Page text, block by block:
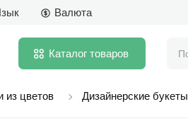
Валюта
Каталог товаров
из цветов Дизайнерские букеты